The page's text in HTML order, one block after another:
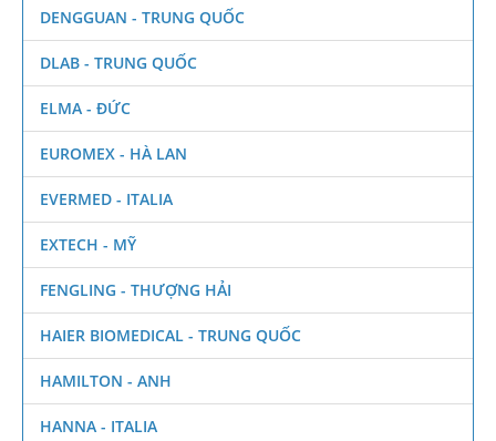
DENGGUAN - TRUNG QUỐC
DLAB - TRUNG QUỐC
ELMA - ĐỨC
EUROMEX - HÀ LAN
EVERMED - ITALIA
EXTECH - MỸ
FENGLING - THƯỢNG HẢI
HAIER BIOMEDICAL - TRUNG QUỐC
HAMILTON - ANH
HANNA - ITALIA